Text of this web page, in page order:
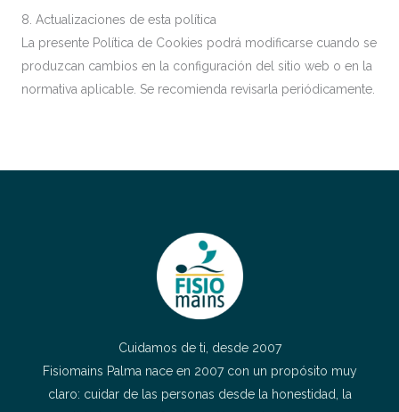
8. Actualizaciones de esta política
La presente Política de Cookies podrá modificarse cuando se
produzcan cambios en la configuración del sitio web o en la
normativa aplicable. Se recomienda revisarla periódicamente.
Cuidamos de ti, desde 2007
Fisiomains Palma nace en 2007 con un propósito muy
claro: cuidar de las personas desde la honestidad, la